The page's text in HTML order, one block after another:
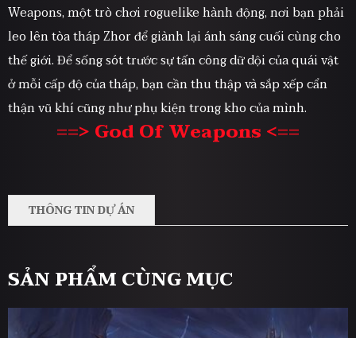
Weapons, một trò chơi roguelike hành động, nơi bạn phải
leo lên tòa tháp Zhor để giành lại ánh sáng cuối cùng cho
thế giới. Để sống sót trước sự tấn công dữ dội của quái vật
ở mỗi cấp độ của tháp, bạn cần thu thập và sắp xếp cẩn
thận vũ khí cũng như phụ kiện trong kho của mình.
==> God Of Weapons <==
THÔNG TIN DỰ ÁN
SẢN PHẨM CÙNG MỤC